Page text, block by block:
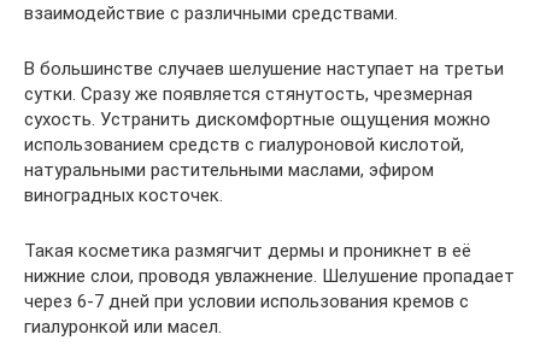
взаимодействие с различными средствами.
В большинстве случаев шелушение наступает на третьи
сутки. Сразу же появляется стянутость, чрезмерная
сухость. Устранить дискомфортные ощущения можно
использованием средств с гиалуроновой кислотой,
натуральными растительными маслами, эфиром
виноградных косточек.
Такая косметика размягчит дермы и проникнет в её
нижние слои, проводя увлажнение. Шелушение пропадает
через 6-7 дней при условии использования кремов с
гиалуронкой или масел.